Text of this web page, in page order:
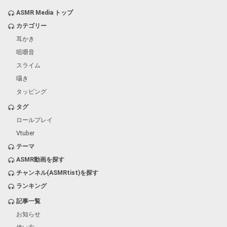
ASMR Media トップ
カテゴリー
耳かき
咀嚼音
スライム
囁き
タッピング
タグ
ロールプレイ
Vtuber
テーマ
ASMR動画を探す
チャンネル(ASMRtist)を探す
ランキング
記事一覧
お知らせ